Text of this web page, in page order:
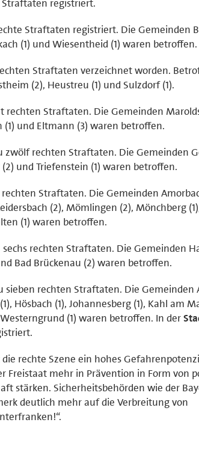
Straftaten registriert.
Straftaten registriert. Die Gemeinden
(1) und Wiesentheid (1) waren betroffen.
Straftaten verzeichnet worden.
(2), Heustreu (1) und Sulzdorf (1).
rechten Straftaten. Die Gemeinden
(1) und Eltmann (3) waren betroffen.
zwölf rechten Straftaten. Die Gemeinden
und Triefenstein (1) waren betroffen.
Straftaten. Die Gemeinden
(2), Mömlingen (2), Mönchberg
(1) waren betroffen.
sechs rechten Straftaten. Die Gemeinden
Bad Brückenau (2) waren betroffen.
sieben rechten Straftaten. Die Gemeinden
Hösbach (1), Johannesberg (1), Kahl am
(1) waren betroffen. In der
rechte Szene ein hohes
Freistaat mehr in Prävention in Form von
stärken. Sicherheitsbehörden wie der
deutlich mehr auf die Verbreitung von